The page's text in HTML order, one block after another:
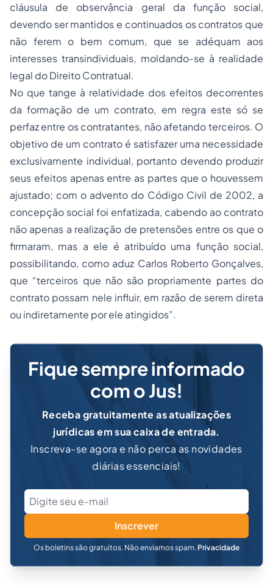
cláusula de observância geral da função social,
devendo ser mantidos e continuados os contratos que
não ferem o bem comum, que se adéquam aos
interesses transindividuais, moldando-se à realidade
legal do Direito Contratual.
No que tange à relatividade dos efeitos decorrentes
da formação de um contrato, em regra este só se
perfaz entre os contratantes, não afetando terceiros. O
objetivo de um contrato é satisfazer uma necessidade
exclusivamente individual, portanto devendo produzir
seus efeitos apenas entre as partes que o houvessem
ajustado; com o advento do Código Civil de 2002, a
concepção social foi enfatizada, cabendo ao contrato
não apenas a realização de pretensões entre os que o
firmaram, mas a ele é atribuído uma função social,
possibilitando, como aduz Carlos Roberto Gonçalves,
que “terceiros que não são propriamente partes do
contrato possam nele influir, em razão de serem direta
ou indiretamente por ele atingidos”.
Fique sempre informado
com o Jus!
Receba gratuitamente as atualizações
jurídicas em sua caixa de entrada.
Inscreva-se agora e não perca as novidades
diárias essenciais!
Inscrever
Os boletins são gratuitos. Não enviamos spam. Privacidade